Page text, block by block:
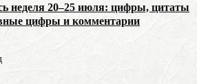
неделя 20–25 июля: цифры, цитаты
цифры и комментарии